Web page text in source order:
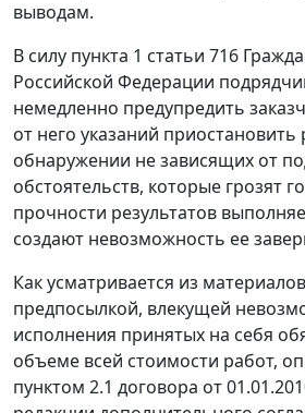
выводам.
В силу пункта 1 статьи 716
Российской Федерации
немедленно предупредить
от него указаний приостановить
обнаружении не зависящих от
обстоятельств, которые грозят
прочности результатов
создают невозможность ее
Как усматривается из
предпосылкой, влекущей
исполнения принятых на себя
объеме всей стоимости работ,
пунктом 2.1 договора от